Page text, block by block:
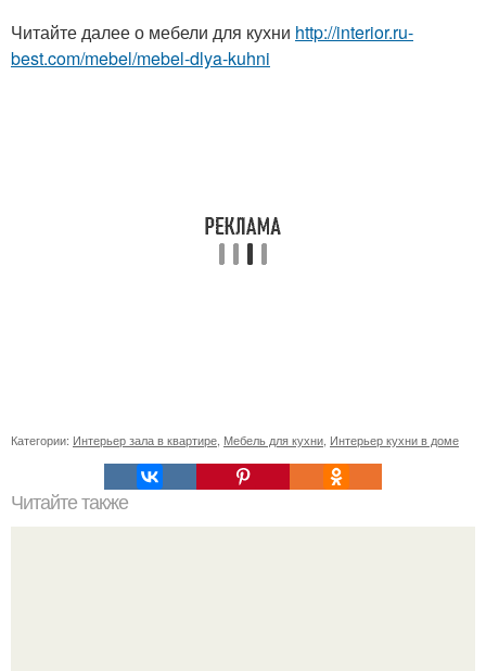
Читайте далее о мебели для кухни http://interior.ru-
best.com/mebel/mebel-dlya-kuhni
Категории: Интерьер зала в квартире Мебель для кухни Интерьер кухни в доме
Читайте также